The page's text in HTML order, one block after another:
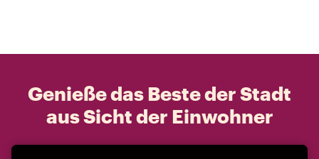
Genieße das Beste der Stadt
aus Sicht der Einwohner